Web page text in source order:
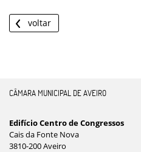
voltar
CÂMARA MUNICIPAL DE AVEIRO
Edifício Centro de Congressos
Cais da Fonte Nova
3810-200 Aveiro